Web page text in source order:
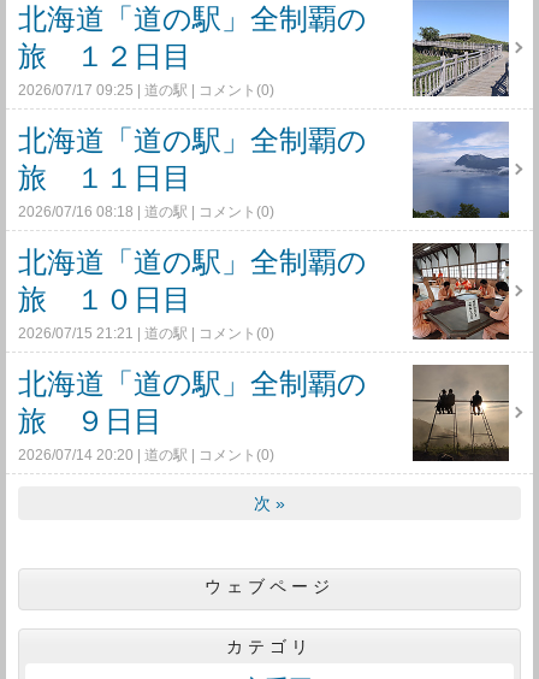
北海道「道の駅」全制覇の
旅 １２日目
2026/07/17 09:25 道の駅 コメント(0)
北海道「道の駅」全制覇の
旅 １１日目
2026/07/16 08:18 道の駅 コメント(0)
北海道「道の駅」全制覇の
旅 １０日目
2026/07/15 21:21 道の駅 コメント(0)
北海道「道の駅」全制覇の
旅 ９日目
2026/07/14 20:20 道の駅 コメント(0)
次 »
ウェブページ
カテゴリ